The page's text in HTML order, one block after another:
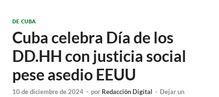
DE CUBA
Cuba celebra Día de los
DD.HH con justicia social
pese asedio EEUU
10 de diciembre de 2024 - por Redacción Digital - Dejar un